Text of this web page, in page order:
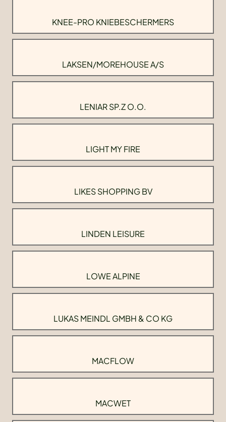
KNEE-PRO KNIEBESCHERMERS
LAKSEN/MOREHOUSE A/S
LENIAR SP.Z O.O.
LIGHT MY FIRE
LIKES SHOPPING BV
LINDEN LEISURE
LOWE ALPINE
LUKAS MEINDL GMBH & CO KG
MACFLOW
MACWET